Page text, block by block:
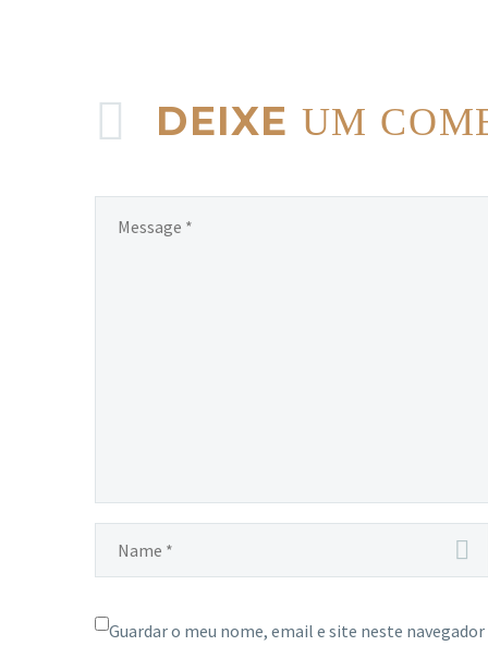
DEIXE UM
Guardar o meu nome, email e site neste